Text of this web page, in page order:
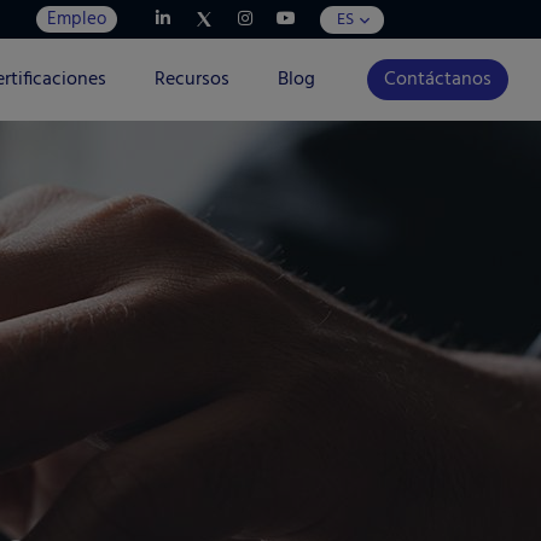
Empleo ES
Recursos Blog Contáctanos